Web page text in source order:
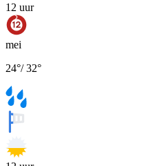
12 uur
mei
24°/32°